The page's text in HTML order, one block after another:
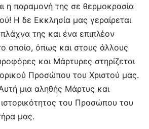
η παραμονή της σε θερμοκρασία
Η δε Εκκλησία μας γεραίρεται
της και ένα επιπλέον
οποίο, όπως και στους άλλους
και Μάρτυρες στηρίζεται
Προσώπου του Χριστού μας.
μια αληθής Μάρτυς και
του Προσώπου του
μας.